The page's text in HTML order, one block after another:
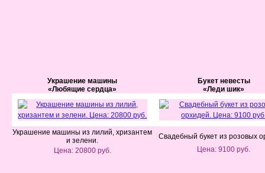
Украшение машины
«Любящие сердца»
Украшение машины из лилий, хризантем
и зелени.
Цена: 20800 руб.
Букет невесты
«Леди шик»
Свадебный букет из розовых
Цена: 9100 руб.